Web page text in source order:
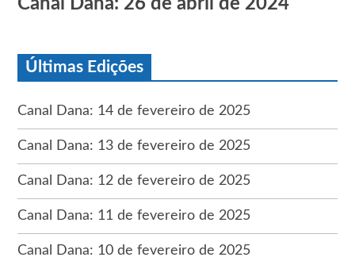
Últimas Edições
Canal Dana: 14 de fevereiro de 2025
Canal Dana: 13 de fevereiro de 2025
Canal Dana: 12 de fevereiro de 2025
Canal Dana: 11 de fevereiro de 2025
Canal Dana: 10 de fevereiro de 2025